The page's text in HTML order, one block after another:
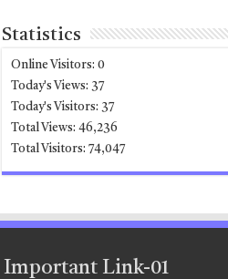
Statistics
Online Visitors:0
Today's Views: 37
Today's Visitors: 37
Total Views:46,236
Total Visitors:74,047
Important Link-01